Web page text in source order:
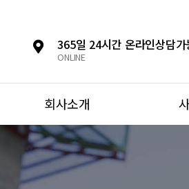
365일 24시간 온라인상담가
ONLINE
회사소개